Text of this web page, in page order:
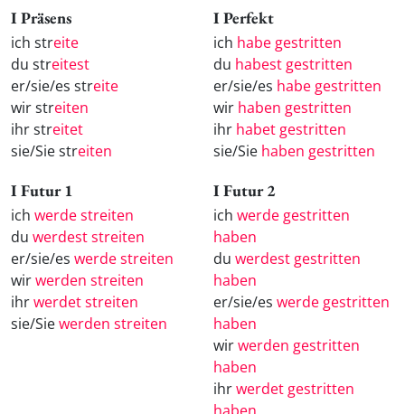
I Präsens
ich streite
du streitest
er/sie/es streite
wir streiten
ihr streitet
sie/Sie streiten
I Perfekt
ich habe gestritten
du habest gestritten
er/sie/es habe gestritten
wir haben gestritten
ihr habet gestritten
sie/Sie haben gestritten
I Futur 1
ich werde streiten
du werdest streiten
er/sie/es werde streiten
wirwerden streiten
ihrwerdet streiten
sie/Siewerden streiten
I Futur 2
ich werde gestritten
haben
du werdest gestritten
haben
er/sie/es werde gestritten
haben
wirwerden gestritten
haben
ihrwerdet gestritten